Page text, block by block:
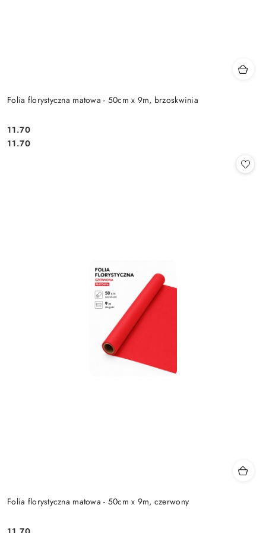
Folia florystyczna matowa - 50cm x 9m, brzoskwinia
Cena:
11.70
Cena:
11.70
Folia florystyczna matowa - 50cm x 9m, czerwony